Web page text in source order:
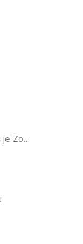
Zo...